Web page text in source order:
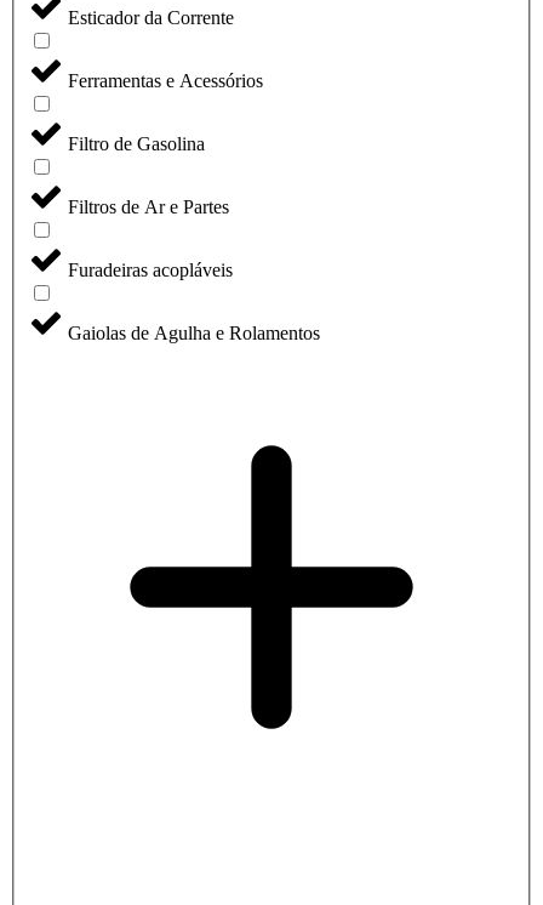
Esticador da Corrente
Ferramentas e Acessórios
Filtro de Gasolina
Filtros de Ar e Partes
Furadeiras acopláveis
Gaiolas de Agulha e Rolamentos